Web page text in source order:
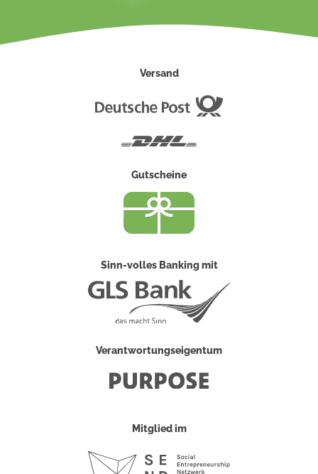
Versand
Gutscheine
Sinn-volles Banking mit
Verantwortungseigentum
Mitglied im